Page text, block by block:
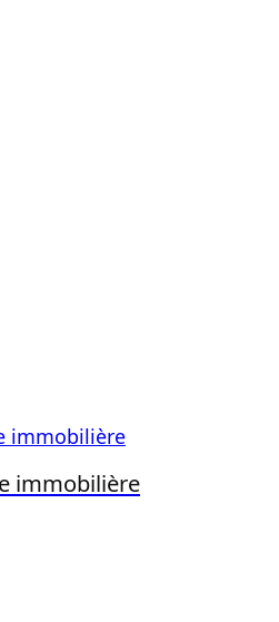
immobilière